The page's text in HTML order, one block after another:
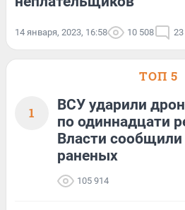
14 января, 2023, 16:58 10 508 23
ТОП 5
1
ВСУ ударили
по одиннадцати
Власти
раненых
105 914